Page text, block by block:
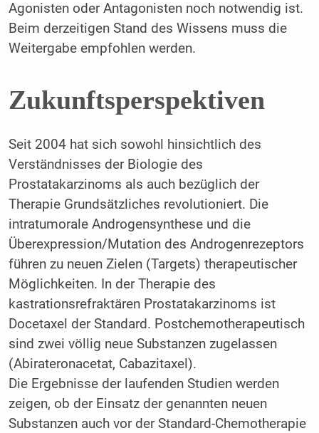
Agonisten oder Antagonisten noch notwendig ist.
Beim derzeitigen Stand des Wissens muss die
Weitergabe empfohlen werden.
Zukunftsperspektiven
Seit 2004 hat sich sowohl hinsichtlich des
Verständnisses der Biologie des
Prostatakarzinoms als auch bezüglich der
Therapie Grundsätzliches revolutioniert. Die
intratumorale Androgensynthese und die
Überexpression/Mutation des Androgenrezeptors
führen zu neuen Zielen (Targets) therapeutischer
Möglichkeiten. In der Therapie des
kastrationsrefraktären Prostatakarzinoms ist
Docetaxel der Standard. Postchemotherapeutisch
sind zwei völlig neue Substanzen zugelassen
(Abirateronacetat, Cabazitaxel).
Die Ergebnisse der laufenden Studien werden
zeigen, ob der Einsatz der genannten neuen
Substanzen auch vor der Standard-Chemotherapie